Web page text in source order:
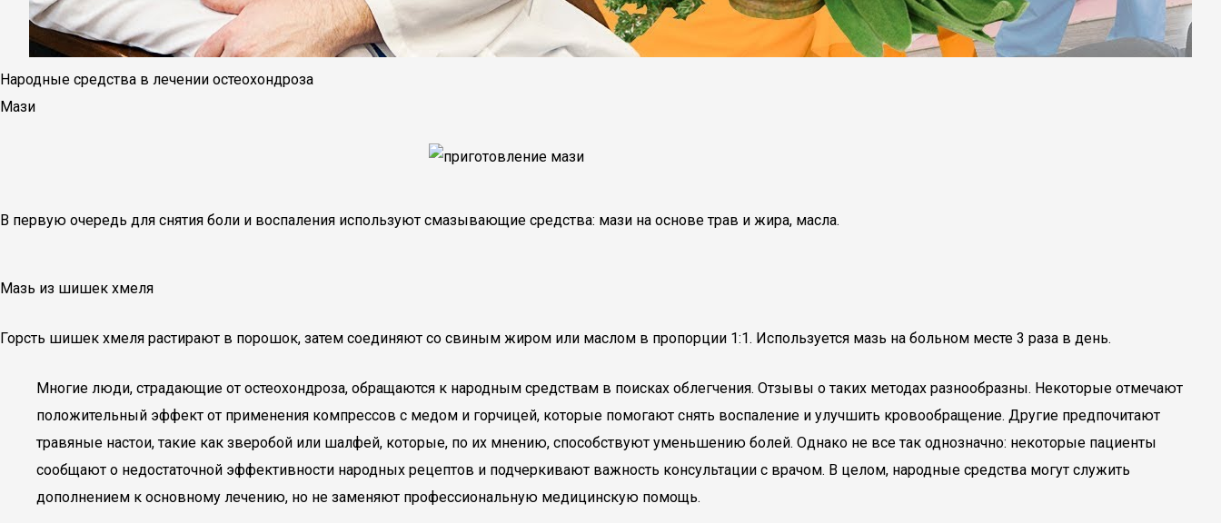
Народные средства в лечении остеохондроза
Мази
В первую очередь для снятия боли и воспаления используют смазывающие средства: мази на основе трав и жира, масла.
Мазь из шишек хмеля
Горсть шишек хмеля растирают в порошок, затем соединяют со свиным жиром или маслом в пропорции 1:1. Используется мазь на больном месте 3 раза в день.
Многие люди, страдающие от остеохондроза, обращаются к народным средствам в поисках облегчения. Отзывы о таких методах разнообразны. Некоторые отмечают
положительный эффект от применения компрессов с медом и горчицей, которые помогают снять воспаление и улучшить кровообращение. Другие предпочитают
травяные настои, такие как зверобой или шалфей, которые, по их мнению, способствуют уменьшению болей. Однако не все так однозначно: некоторые пациенты
сообщают о недостаточной эффективности народных рецептов и подчеркивают важность консультации с врачом. В целом, народные средства могут служить
дополнением к основному лечению, но не заменяют профессиональную медицинскую помощь.